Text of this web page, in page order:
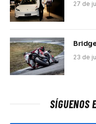
27 de
23 de
SÍGUENOS